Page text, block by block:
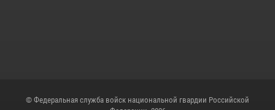
© Федеральная служба войск национальной гвардии Российской